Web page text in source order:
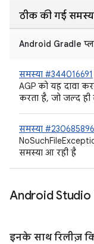
ठीक की गई
Android Gradle
समस्या #344016691
AGP को यह दावा
करता है, जो जल्द ही
समस्या #230685896
समस्या आ रही है
Android Studio
इनके साथ रिलीज़